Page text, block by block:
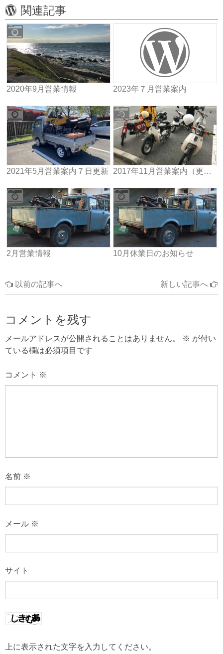
関連記事
2020年9月営業情報 2023年７月営業案内
2021年5月営業案内７日更新 2017年11月営業案内（更新）
2月営業情報 10月休業日のお知らせ
以前の記事へ 新しい記事へ
コメントを残す
メールアドレスが公開されることはありません。 ※ が付い
ている欄は必須項目です
コメント ※
名前 ※
メール ※
サイト
上に表示された文字を入力してください。